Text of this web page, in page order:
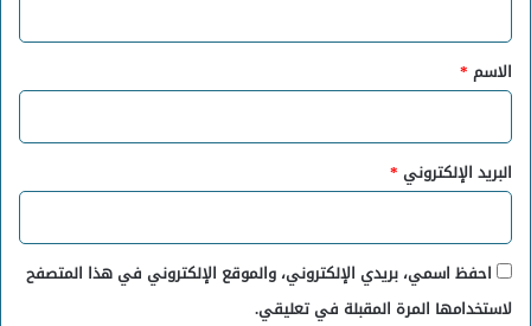
*
الاسم *
البريد الإلكتروني *
احفظ اسمي، بريدي الإلكتروني، والموقع الإلكتروني في هذا المتصفح
لاستخدامها المرة المقبلة في تعليقي.